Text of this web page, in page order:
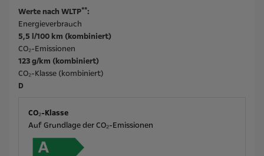
Werte nach WLTP**:
Energieverbrauch
5,5 l/100 km (kombiniert)
CO₂-Emissionen
123 g/km (kombiniert)
CO₂-Klasse (kombiniert)
D
CO₂-Klasse
Auf Grundlage der CO₂-Emissionen